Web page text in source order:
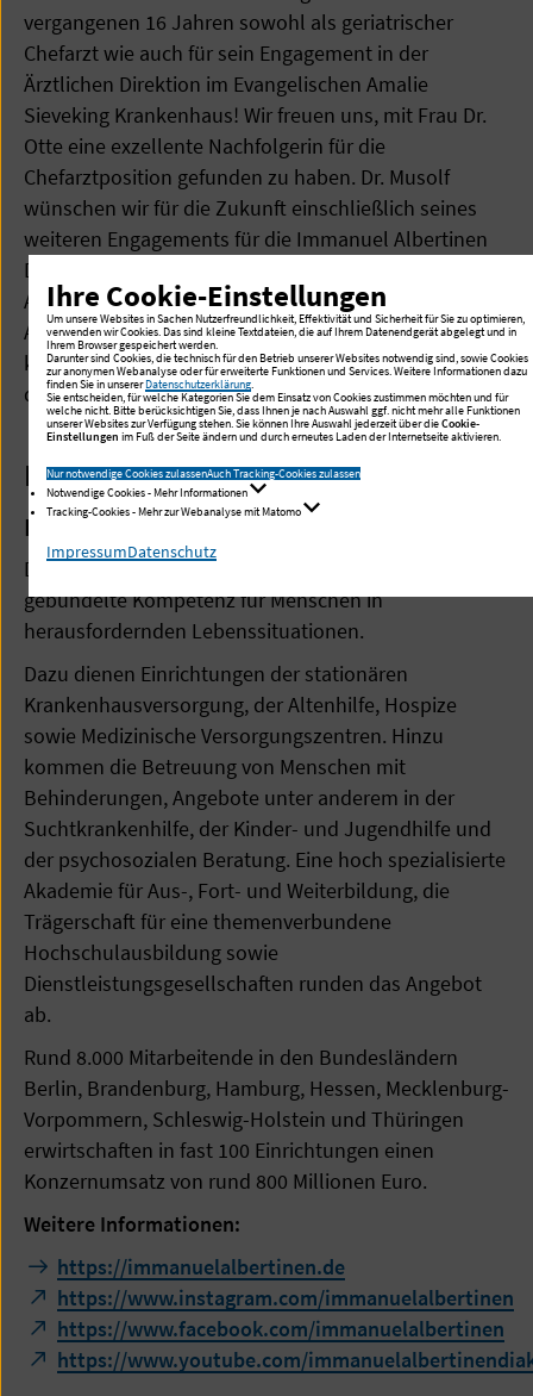
vergangenen 16 Jahren sowohl als geriatrischer
Chefarzt wie auch für sein Engagement in der
Ärztlichen Direktion im Evangelischen Amalie
Sieveking Krankenhaus! Wir freuen uns, mit Frau Dr.
Otte eine exzellente Nachfolgerin für die
Chefarztposition gefunden zu haben. Dr. Musolf
wünschen wir für die Zukunft einschließlich seines
weiteren Engagements für die Immanuel Albertinen
Diakonie und Dr. Otte für die vor ihr liegenden
Aufgaben alles Gute und Gottes Segen! Frau Maike
Aschenbrenner danken wir für die Bereitschaft, in den
kommenden Monaten die kommissarische Führung
der Klinik zu übernehmen.“
Basisinformationen
Immanuel Albertinen Diakonie
Die Immanuel Albertinen Diakonie steht für
gebündelte Kompetenz für Menschen in
herausfordernden Lebenssituationen.
Dazu dienen Einrichtungen der stationären
Krankenhausversorgung, der Altenhilfe, Hospize
sowie Medizinische Versorgungszentren. Hinzu
kommen die Betreuung von Menschen mit
Behinderungen, Angebote unter anderem in der
Suchtkrankenhilfe, der Kinder- und Jugendhilfe und
der psychosozialen Beratung. Eine hoch spezialisierte
Akademie für Aus-, Fort- und Weiterbildung, die
Trägerschaft für eine themenverbundene
Hochschulausbildung sowie
Dienstleistungsgesellschaften runden das Angebot
ab.
Rund 8.000 Mitarbeitende in den Bundesländern
Berlin, Brandenburg, Hamburg, Hessen, Mecklenburg-
Vorpommern, Schleswig-Holstein und Thüringen
erwirtschaften in fast 100 Einrichtungen einen
Konzernumsatz von rund 800 Millionen Euro.
Weitere Informationen:
https://immanuelalbertinen.de
https://www.instagram.com/immanuelalbertinen
https://www.facebook.com/immanuelalbertinen
https://www.youtube.com/
Ihre Cookie-Einstellungen
Um unsere Websites in Sachen Nutzerfreundlichkeit, Effektivität und Sicherheit für Sie zu optimieren,
verwenden wir Cookies. Das sind kleine Textdateien, die auf Ihrem Datenendgerät abgelegt und in
Ihrem Browser gespeichert werden.
Darunter sind Cookies, die technisch für den Betrieb unserer Websites notwendig sind, sowie Cookies
zur anonymen Webanalyse oder für erweiterte Funktionen und Services. Weitere Informationen dazu
finden Sie in unsererDatenschutzerklärung.
Sie entscheiden, für welche Kategorien Sie dem Einsatz von Cookies zustimmen möchten und für
welche nicht. Bitte berücksichtigen Sie, dass Ihnen je nach Auswahl ggf. nicht mehr alle Funktionen
unserer Websites zur Verfügung stehen. Sie können Ihre Auswahl jederzeit über dieCookie-
Einstellungen im Fuß der Seite ändern und durch erneutes Laden der Internetseite aktivieren.
Nur notwendige Cookies zulassenAuch Tracking-Cookies zulassen
Notwendige Cookies - Mehr Informationen
Tracking-Cookies - Mehr zur Webanalyse mit Matomo
ImpressumDatenschutz